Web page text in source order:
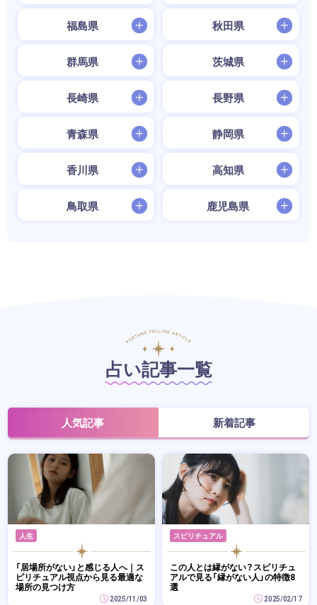
福島県 秋田県
群馬県 茨城県
長崎県 長野県
青森県 静岡県
香川県 高知県
鳥取県 鹿児島県
占い記事一覧
人気記事 新着記事
人生
「居場所がない」と感じる人へ｜ス
ピリチュアル視点から見る最適な
場所の見つけ方
2025/11/03
スピリチュアル
この人とは縁がない？スピリチュ
アルで見る「縁がない人」の特徴8
選
2025/02/17